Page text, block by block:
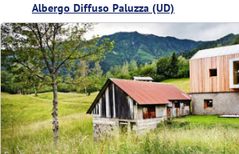
Albergo Diffuso Paluzza (UD)